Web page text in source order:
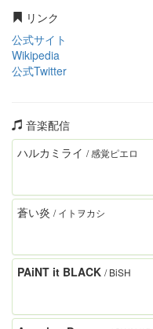
リンク
公式サイト
Wikipedia
公式Twitter
音楽配信
ハルカミライ / 感覚ピエロ
蒼い炎 / イトヲカシ
PAiNT it BLACK / BiSH